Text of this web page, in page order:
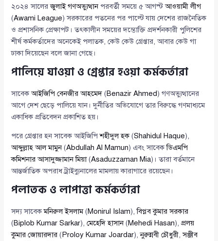
২০২৪ সালেরজুলাই গণঅভ্যুত্থানপরবর্তী সময়ে ৫ আগস্টআওয়ামী লীগ
(Awami League) সরকারের পতনের পর পাল্টে যায় দেশের রাজনৈতিক
ও প্রশাসনিক প্রেক্ষাপট। তৎকালীন সময়ের দম্ভোক্তি প্রদর্শনকারী পুলিশের
শীর্ষ কর্মকর্তাদের অনেকেই পলাতক, কেউ কেউ গ্রেপ্তার, আবার কেউ গা
ঢাকা দিয়েছেন বলে জানা গেছে।
পালিয়ে যাওয়া ও গ্রেপ্তার হওয়া কর্মকর্তারা
সাবেকআইজিপি বেনজীর আহমেদ (Benazir Ahmed) গণঅভ্যুত্থানের
আগে দেশ ছেড়ে পালিয়ে যান। দুর্নীতির অভিযোগে তার বিরুদ্ধে গণমাধ্যমে
একাধিক প্রতিবেদন প্রকাশিত হয়।
পরে গ্রেপ্তার হন সাবেক আইজিপিশহীদুল হক(Shahidul Haque),
আব্দুল্লাহ আল মামুন(Abdullah Al Mamun) এবং সাবেকডিএমপি
কমিশনার আসাদুজ্জামান মিয়া(Asaduzzaman Mia)। তারা বর্তমানে
আন্তর্জাতিক অপরাধ ট্রাইব্যুনালের মামলায় কারাগারে রয়েছেন।
পলাতক ও লাপাত্তা কর্মকর্তারা
সদ্য সাবেকমনিরুল ইসলাম(Monirul Islam),বিপ্লব কুমার সরকার
(Biplob Kumar Sarkar),মেহেদি হাসান(Mehedi Hasan),প্রলয়
কুমার জোয়ারদার (Proloy Kumar Joardar),নুরুন্নবী চৌধুরী,সঞ্জীব